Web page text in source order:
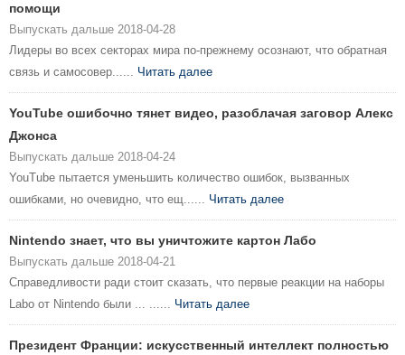
помощи
Выпускать дальше 2018-04-28
Лидеры во всех секторах мира по-прежнему осознают, что обратная
связь и самосовер...... Читать далее
YouTube ошибочно тянет видео, разоблачая заговор Алекс
Джонса
Выпускать дальше 2018-04-24
YouTube пытается уменьшить количество ошибок, вызванных
ошибками, но очевидно, что ещ...... Читать далее
Nintendo знает, что вы уничтожите картон Лабо
Выпускать дальше 2018-04-21
Справедливости ради стоит сказать, что первые реакции на наборы
Labo от Nintendo были ... ...... Читать далее
Президент Франции: искусственный интеллект полностью